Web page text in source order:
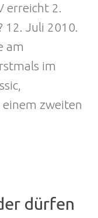
erreicht 2.
12. Juli 2010.
am
im
zweiten
dürfen